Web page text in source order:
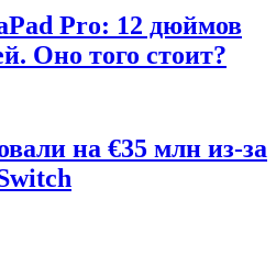
Pro: 12 дюймов
Оно того стоит?
на €35 млн из-за